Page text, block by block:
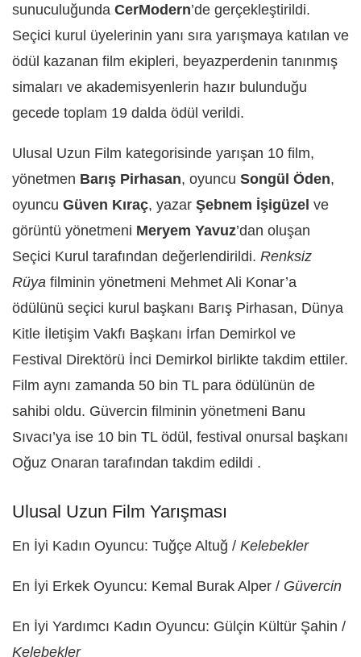
sunuculuğunda CerModern’de gerçekleştirildi.
Seçici kurul üyelerinin yanı sıra yarışmaya katılan ve
ödül kazanan film ekipleri, beyazperdenin tanınmış
simaları ve akademisyenlerin hazır bulunduğu
gecede toplam 19 dalda ödül verildi.
Ulusal Uzun Film kategorisinde yarışan 10 film,
yönetmen Barış Pirhasan, oyuncu Songül Öden,
oyuncu Güven Kıraç, yazar Şebnem İşigüzel ve
görüntü yönetmeni Meryem Yavuz’dan oluşan
Seçici Kurul tarafından değerlendirildi. Renksiz
Rüya filminin yönetmeni Mehmet Ali Konar’a
ödülünü seçici kurul başkanı Barış Pirhasan, Dünya
Kitle İletişim Vakfı Başkanı İrfan Demirkol ve
Festival Direktörü İnci Demirkol birlikte takdim ettiler.
Film aynı zamanda 50 bin TL para ödülünün de
sahibi oldu. Güvercin filminin yönetmeni Banu
Sıvacı’ya ise 10 bin TL ödül, festival onursal başkanı
Oğuz Onaran tarafından takdim edildi .
Ulusal Uzun Film Yarışması
En İyi Kadın Oyuncu: Tuğçe Altuğ / Kelebekler
En İyi Erkek Oyuncu: Kemal Burak Alper / Güvercin
En İyi Yardımcı Kadın Oyuncu: Gülçin Kültür Şahin /
Kelebekler